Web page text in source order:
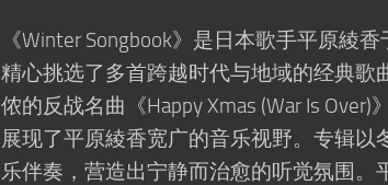
《Winter Songbook》是日本歌手平原綾
精心挑选了多首跨越时代与地域的经典歌
侬的反战名曲《Happy Xmas (War Is
展现了平原綾香宽广的音乐视野。专辑
乐伴奏，营造出宁静而治愈的听觉氛围